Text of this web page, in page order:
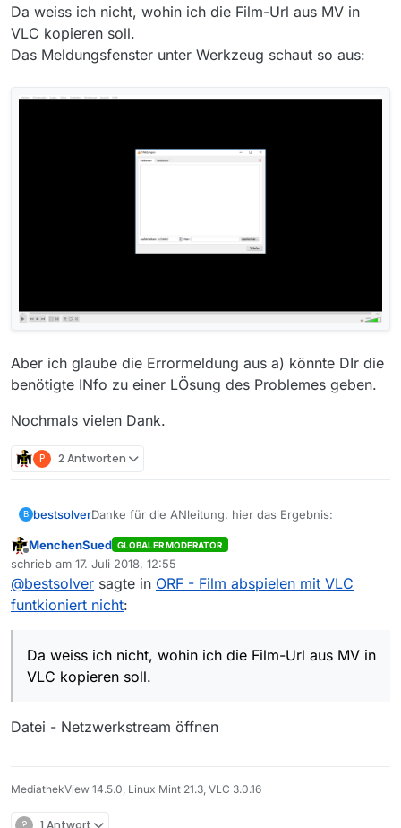
Da weiss ich nicht, wohin ich die Film-Url aus MV in
VLC kopieren soll.
Das Meldungsfenster unter Werkzeug schaut so aus:
Aber ich glaube die Errormeldung aus a) könnte DIr die
benötigte INfo zu einer LÖsung des Problemes geben.
Nochmals vielen Dank.
P 2 Antworten
B bestsolver Danke für die ANleitung. hier das Ergebnis:
a) Meldungen in MV:
Hier ist offenbar ein Error beim VLC abspielen.
3.0.3 verwende, dann funktioniert das Abspielen
wie immer und es gibt natürlich keine Error
Meldungen wie beim ORF.
b) Meldungen in VLC, wenn du den Film abspielst:
Da weiss ich nicht, wohin ich die Film-Url aus MV in
VLC kopieren soll.
Offline
MenchenSued GLOBALER MODERATOR
schrieb am 17. Juli 2018, 12:55
zuletzt editiert von
@bestsolver sagte in ORF - Film abspielen mit VLC
funtkioniert nicht:
Da weiss ich nicht, wohin ich die Film-Url aus MV in
VLC kopieren soll.
Datei - Netzwerkstream öffnen
MediathekView 14.5.0, Linux Mint 21.3, VLC 3.0.16
? 1 Antwort